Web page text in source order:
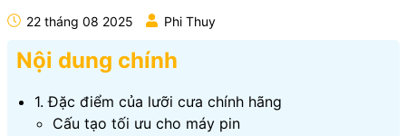
22 tháng 08 2025 Phi Thuy
Nội dung chính
1. Đặc điểm của lưỡi cưa chính hãng
Cấu tạo tối ưu cho máy pin